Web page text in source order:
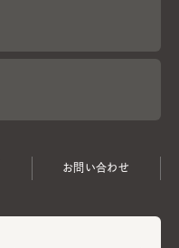
お問い合わせ